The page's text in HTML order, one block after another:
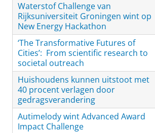
Waterstof Challenge van
Rijksuniversiteit Groningen wint op
New Energy Hackathon
‘The Transformative Futures of
Cities’: From scientific research to
societal outreach
Huishoudens kunnen uitstoot met
40 procent verlagen door
gedragsverandering
Autimelody wint Advanced Award
Impact Challenge